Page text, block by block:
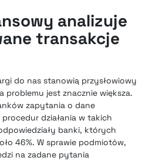
analizuje
transakcje
do nas stanowią przysłowiowy
problemu jest znacznie większa.
zapytania o dane
działania w takich
banki, których
46%. W sprawie podmiotów,
na zadane pytania